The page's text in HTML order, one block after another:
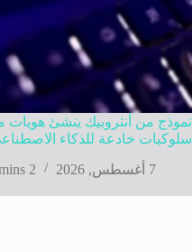
نموذج من أنثروبيك ينشئ هويات
سلوكيات خادعة للذكاء
7 أغسطس, 2026
2 mins